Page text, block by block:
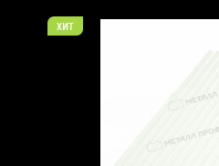
хит